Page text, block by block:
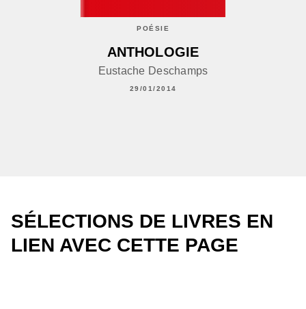
POÉSIE
ANTHOLOGIE
Eustache Deschamps
29/01/2014
SÉLECTIONS DE LIVRES EN
LIEN AVEC CETTE PAGE